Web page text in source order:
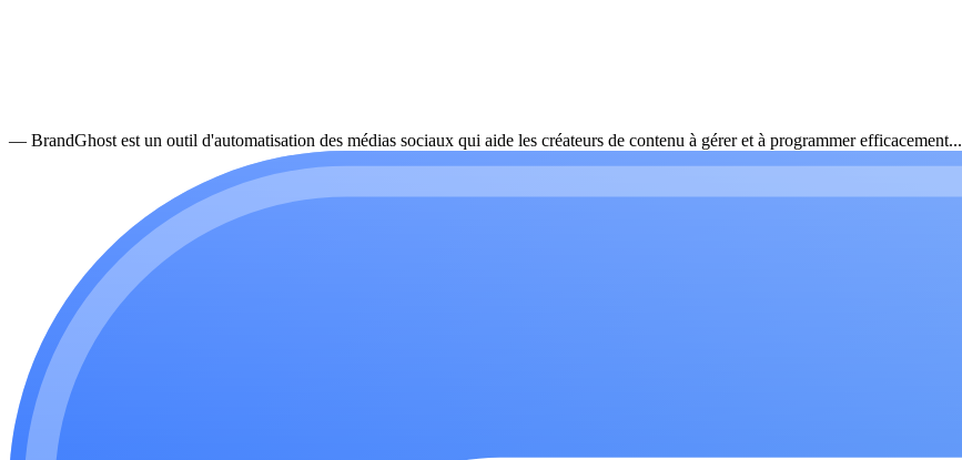
— BrandGhost est un outil d'automatisation des médias sociaux qui aide les créateurs de contenu à gérer et à programmer efficacement...